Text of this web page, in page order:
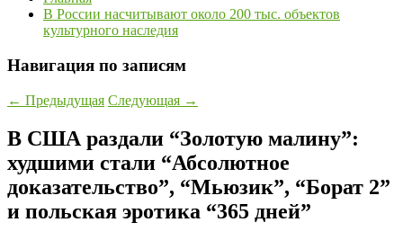
В России насчитывают около 200 тыс. объектов
культурного наследия
Навигация по записям
← Предыдущая Следующая →
В США раздали “Золотую малину”:
худшими стали “Абсолютное
доказательство”, “Мьюзик”, “Борат 2”
и польская эротика “365 дней”